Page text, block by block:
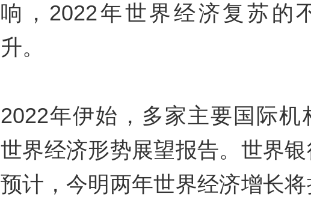
响，2022年世界经济复苏的
升。
2022年伊始，多家主要国际机
世界经济形势展望报告。世界银
预计，今明两年世界经济增长将